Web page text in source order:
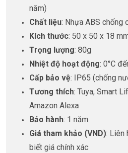
năm)
Chất liệu: Nhựa ABS chống
Kích thước: 50 x 50 x 18
Trọng lượng: 80g
Nhiệt độ hoạt động: 0°C
Cấp bảo vệ: IP65 (chống
Tương thích: Tuya, Smart
Amazon Alexa
Bảo hành: 1 năm
Giá tham khảo (VND): Liên
biết giá chính xác